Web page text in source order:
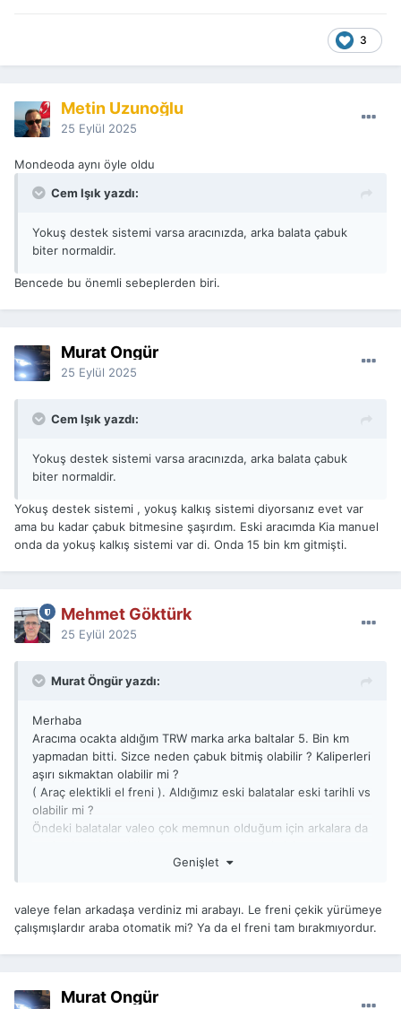
3
Metin Uzunoğlu
25 Eylül 2025
Mondeoda aynı öyle oldu
Cem Işık yazdı:
Yokuş destek sistemi varsa aracınızda, arka balata çabuk
biter normaldir.
Bencede bu önemli sebeplerden biri.
Murat Öngür
25 Eylül 2025
Cem Işık yazdı:
Yokuş destek sistemi varsa aracınızda, arka balata çabuk
biter normaldir.
Yokuş destek sistemi , yokuş kalkış sistemi diyorsanız evet var
ama bu kadar çabuk bitmesine şaşırdım. Eski aracımda Kia manuel
onda da yokuş kalkış sistemi var di. Onda 15 bin km gitmişti.
Mehmet Göktürk
25 Eylül 2025
Murat Öngür yazdı:
Merhaba
Aracıma ocakta aldığım TRW marka arka baltalar 5. Bin km
yapmadan bitti. Sizce neden çabuk bitmiş olabilir ? Kaliperleri
aşırı sıkmaktan olabilir mi ?
( Araç elektikli el freni ). Aldığımız eski balatalar eski tarihli vs
olabilir mi ?
Öndeki balatalar valeo çok memnun olduğum için arkalara da
Genişlet
valeye felan arkadaşa verdiniz mi arabayı. Le freni çekik yürümeye
çalışmışlardır araba otomatik mi? Ya da el freni tam bırakmıyordur.
Murat Öngür